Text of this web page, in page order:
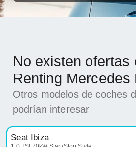
No existen ofertas
Renting Mercedes
Otros modelos de coches
podrían interesar
Seat Ibiza